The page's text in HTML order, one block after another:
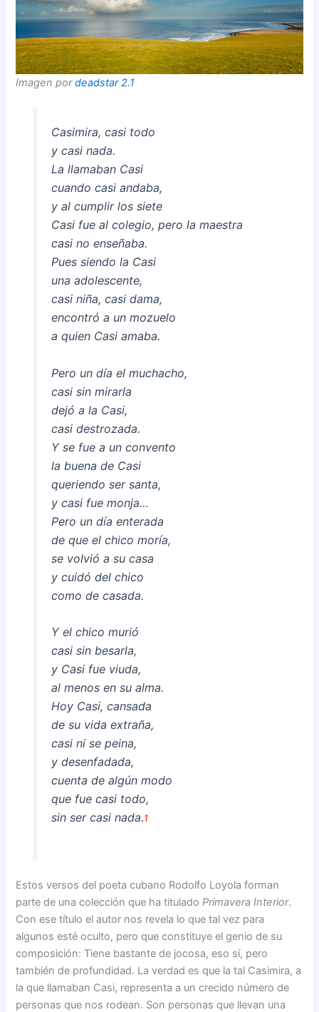
Imagen pordeadstar 2.1
Casimira, casi todo
y casi nada.
La llamaban Casi
cuando casi andaba,
y al cumplir los siete
Casi fue al colegio, pero la maestra
casi no enseñaba.
Pues siendo la Casi
una adolescente,
casi niña, casi dama,
encontró a un mozuelo
a quien Casi amaba.
Pero un día el muchacho,
casi sin mirarla
dejó a la Casi,
casi destrozada.
Y se fue a un convento
la buena de Casi
queriendo ser santa,
y casi fue monja…
Pero un día enterada
de que el chico moría,
se volvió a su casa
y cuidó del chico
como de casada.
Y el chico murió
casi sin besarla,
y Casi fue viuda,
al menos en su alma.
Hoy Casi, cansada
de su vida extraña,
casi ni se peina,
y desenfadada,
cuenta de algún modo
que fue casi todo,
sin ser casi nada.1
Estos versos del poeta cubano Rodolfo Loyola forman
parte de una colección que ha tituladoPrimavera Interior.
Con ese título el autor nos revela lo que tal vez para
algunos esté oculto, pero que constituye el genio de su
composición: Tiene bastante de jocosa, eso sí, pero
también de profundidad. La verdad es que la tal Casimira, a
la que llamaban Casi, representa a un crecido número de
personas que nos rodean. Son personas que llevan una